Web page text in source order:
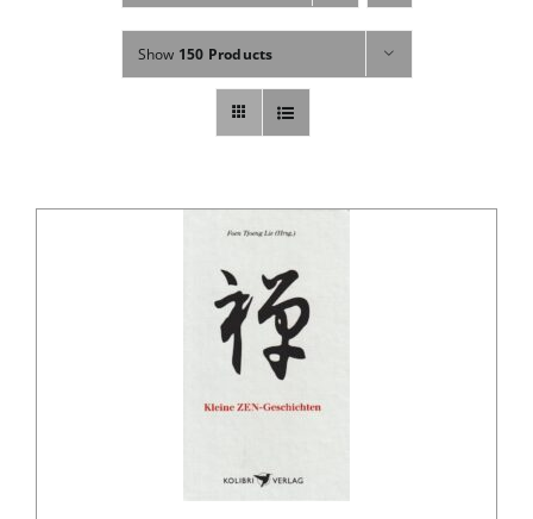
Fachbücher
Poster, Karten, Medien
Show 150 Products